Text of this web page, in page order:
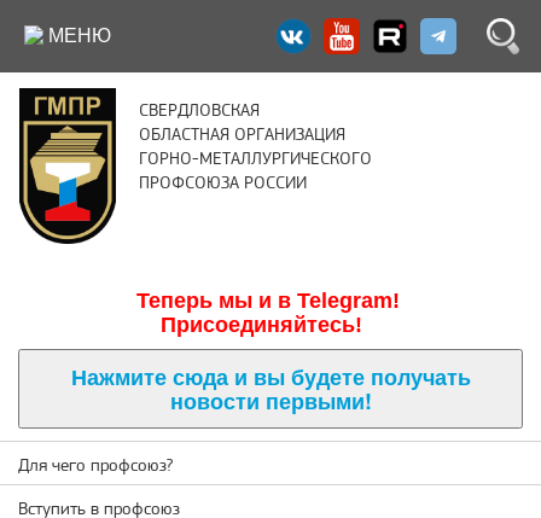
МЕНЮ
СВЕРДЛОВСКАЯ
ОБЛАСТНАЯ ОРГАНИЗАЦИЯ
ГОРНО-МЕТАЛЛУРГИЧЕСКОГО
ПРОФСОЮЗА РОССИИ
Теперь мы и в Telegram!
Присоединяйтесь!
Нажмите сюда и вы будете получать
новости первыми!
Для чего профсоюз?
Вступить в профсоюз